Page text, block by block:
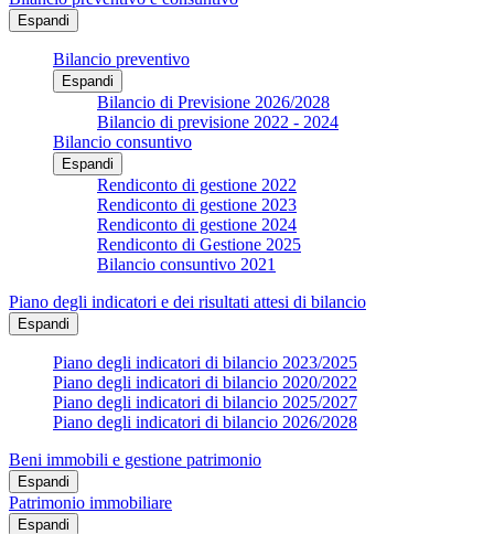
Espandi
Bilancio preventivo
Espandi
Bilancio di Previsione 2026/2028
Bilancio di previsione 2022 - 2024
Bilancio consuntivo
Espandi
Rendiconto di gestione 2022
Rendiconto di gestione 2023
Rendiconto di gestione 2024
Rendiconto di Gestione 2025
Bilancio consuntivo 2021
Piano degli indicatori e dei risultati attesi di bilancio
Espandi
Piano degli indicatori di bilancio 2023/2025
Piano degli indicatori di bilancio 2020/2022
Piano degli indicatori di bilancio 2025/2027
Piano degli indicatori di bilancio 2026/2028
Beni immobili e gestione patrimonio
Espandi
Patrimonio immobiliare
Espandi